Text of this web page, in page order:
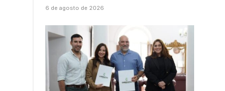
6 de agosto de 2026